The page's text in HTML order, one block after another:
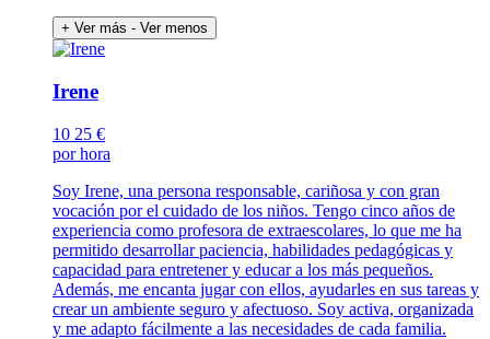
+ Ver más - Ver menos
Irene
10 25 €
por hora
Soy Irene, una persona responsable, cariñosa y con gran
vocación por el cuidado de los niños. Tengo cinco años de
experiencia como profesora de extraescolares, lo que me ha
permitido desarrollar paciencia, habilidades pedagógicas y
capacidad para entretener y educar a los más pequeños.
Además, me encanta jugar con ellos, ayudarles en sus tareas y
crear un ambiente seguro y afectuoso. Soy activa, organizada
y me adapto fácilmente a las necesidades de cada familia.